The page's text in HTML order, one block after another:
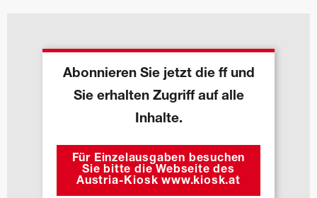
Abonnieren Sie jetzt die ff und
Sie erhalten Zugriff auf alle
Inhalte.
Für Einzelausgaben besuchen
Sie bitte die Webseite des
Austria-Kiosk www.kiosk.at